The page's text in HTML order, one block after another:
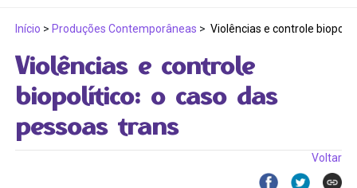
Início > Produções Contemporâneas > Violências e controle
Violências e controle
biopolítico: o caso das
pessoas trans
Voltar